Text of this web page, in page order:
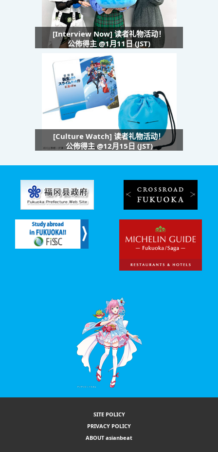
[Interview Now] 读者礼物活动！
公佈得主 @1月11日 (JST)
[Culture Watch] 读者礼物活动！
公佈得主 @12月15日 (JST)
SITE POLICY
PRIVACY POLICY
ABOUT asianbeat